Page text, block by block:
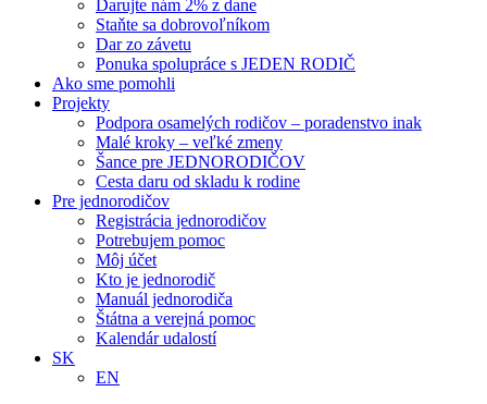
Darujte nám 2% z dane
Staňte sa dobrovoľníkom
Dar zo závetu
Ponuka spolupráce s JEDEN RODIČ
Ako sme pomohli
Projekty
Podpora osamelých rodičov – poradenstvo inak
Malé kroky – veľké zmeny
Šance pre JEDNORODIČOV
Cesta daru od skladu k rodine
Pre jednorodičov
Registrácia jednorodičov
Potrebujem pomoc
Môj účet
Kto je jednorodič
Manuál jednorodiča
Štátna a verejná pomoc
Kalendár udalostí
SK
EN